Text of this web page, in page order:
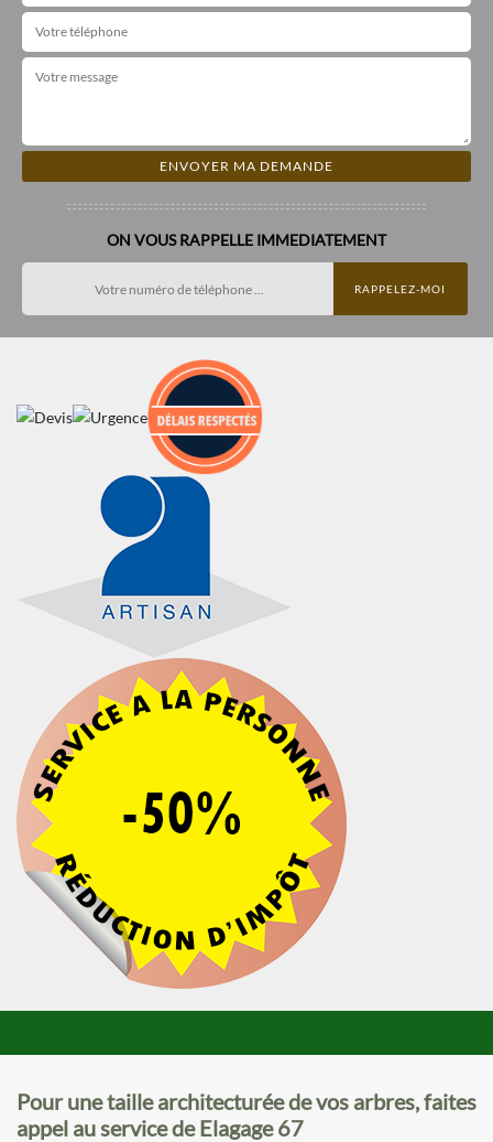
ON VOUS RAPPELLE IMMEDIATEMENT
Pour une taille architecturée de vos arbres, faites
appel au service de Elagage 67